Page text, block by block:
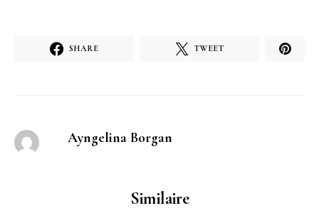
SHARE TWEET
Ayngelina Borgan
Similaire